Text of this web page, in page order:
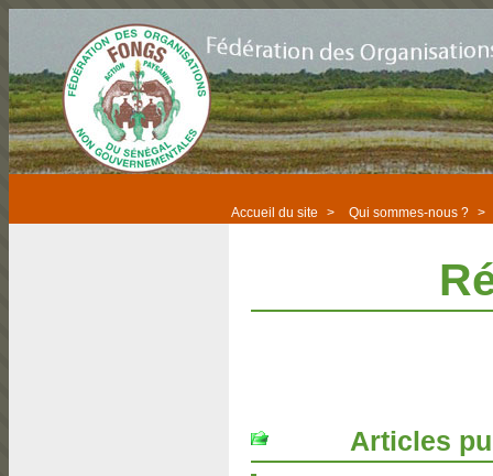
Accueil du site > Qui sommes-nous ? >
Articles